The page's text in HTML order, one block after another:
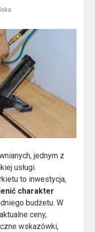
jednym z
usługi.
to inwestycja,
charakter
budżetu. W
ceny,
wskazówki,